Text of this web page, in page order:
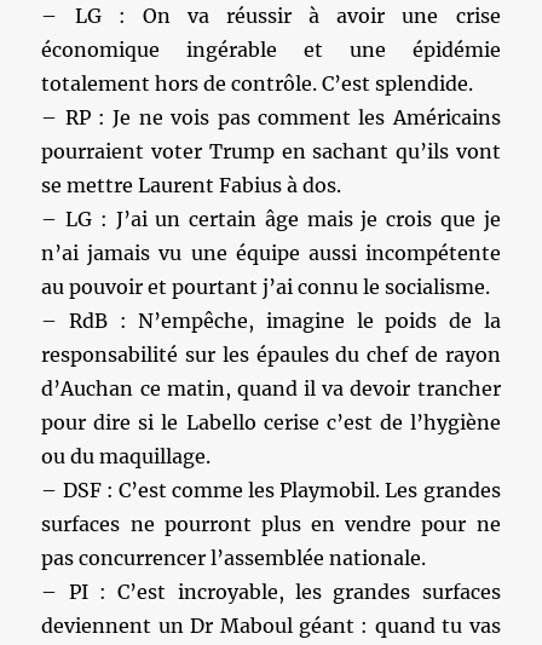
– LG : On va réussir à avoir une crise
économique ingérable et une épidémie
totalement hors de contrôle. C’est splendide.
– RP : Je ne vois pas comment les Américains
pourraient voter Trump en sachant qu’ils vont
se mettre Laurent Fabius à dos.
– LG : J’ai un certain âge mais je crois que je
n’ai jamais vu une équipe aussi incompétente
au pouvoir et pourtant j’ai connu le socialisme.
– RdB : N’empêche, imagine le poids de la
responsabilité sur les épaules du chef de rayon
d’Auchan ce matin, quand il va devoir trancher
pour dire si le Labello cerise c’est de l’hygiène
ou du maquillage.
– DSF : C’est comme les Playmobil. Les grandes
surfaces ne pourront plus en vendre pour ne
pas concurrencer l’assemblée nationale.
– PI : C’est incroyable, les grandes surfaces
deviennent un Dr Maboul géant : quand tu vas